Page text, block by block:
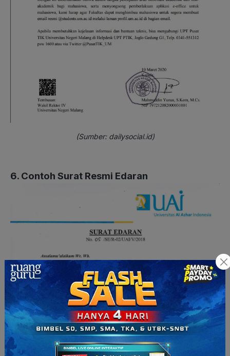
(Sumber: dailysocial.id)
6. Contoh Surat Resmi Edaran